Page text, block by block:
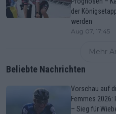
der
werden
Aug 07, 17:45
Mehr
Beliebte Nachrichten
Vorschau auf
Femmes 2026:
– Sieg für